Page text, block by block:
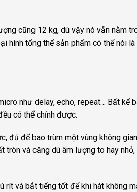
cũng 12 kg, dù vậy nó vẫn nằm
hình tổng thể sản phẩm có thể nói là
như delay, echo, repeat… Bất kể
có thể chỉnh được.
đủ để bao trùm một vùng không
và căng dù âm lượng to hay nhỏ,
rít và bắt tiếng tốt để khi hát không